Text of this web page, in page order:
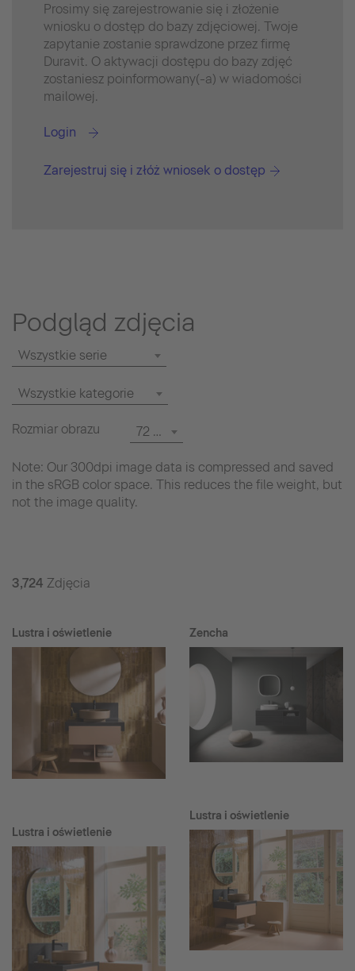
Prosimy się zarejestrowanie się i złożenie
wniosku o dostęp do bazy zdjęciowej. Twoje
zapytanie zostanie sprawdzone przez firmę
Duravit. O aktywacji dostępu do bazy zdjęć
zostaniesz poinformowany(-a) w wiadomości
mailowej.
Login
Zarejestruj się i złóż wniosek o dostęp
Podgląd zdjęcia
Wszystkie serie
Wszystkie kategorie
Rozmiar obrazu 72 dpi
Note: Our 300dpi image data is compressed and saved
in the sRGB color space. This reduces the file weight, but
not the image quality.
3,724 Zdjęcia
Lustra i oświetlenie
Lustra i oświetlenie
Zencha
Lustra i oświetlenie